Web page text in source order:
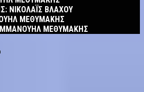
ΝΙΚΟΛΑΪΣ ΒΛΑΧΟΥ
ΜΕΘΥΜΑΚΗΣ
ΜΕΘΥΜΑΚΗΣ